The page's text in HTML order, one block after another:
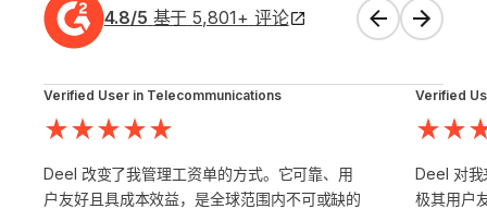
4.8/5 基于 5,801+ 评论
Verified User in Telecommunications
Deel 改变了我管理工资单的方式。它可靠、用
户友好且具成本效益，是全球范围内不可或缺的
Verified
Deel 对我
极其用户